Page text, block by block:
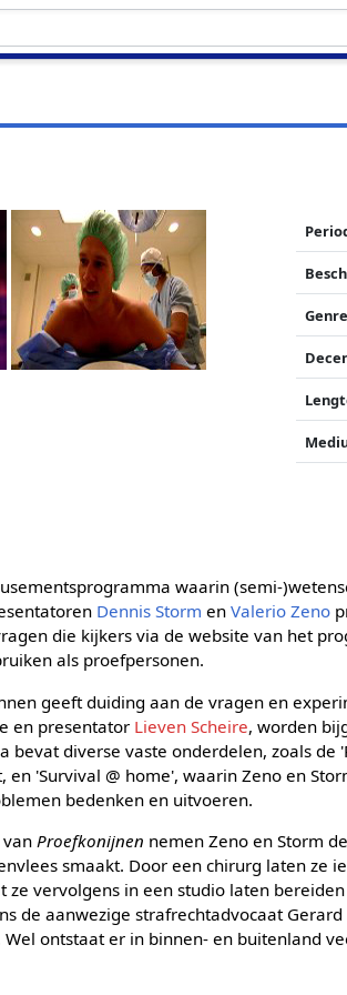
Genre
waarin (semi-
Dennis Storm enValerio Zeno
die kijkers via de website van het
als proefpersonen.
geeft duiding aan de vragen en
en presentator Lieven Scheire, worden
bevat diverse vaste onderdelen, zoals
en 'Survival @ home', waarin Zeno en
bedenken en uitvoeren.
Proefkonijnen nemen Zeno en Storm
smaakt. Door een chirurg laten ze
ze vervolgens in een studio laten
de aanwezige strafrechtadvocaat
ontstaat er in binnen- en buitenland